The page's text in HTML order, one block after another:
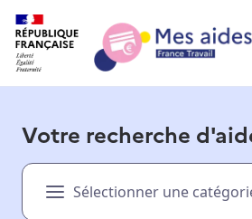
Présentation vidéo
Votre recherche
Sélectionner une